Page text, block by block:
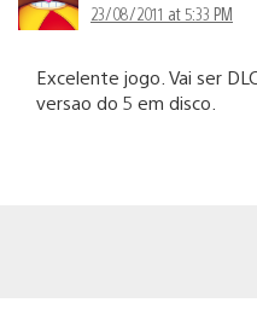
23/08/2011 at 5:33 PM
Excelente jogo. Vai ser
versao do 5 em disco.